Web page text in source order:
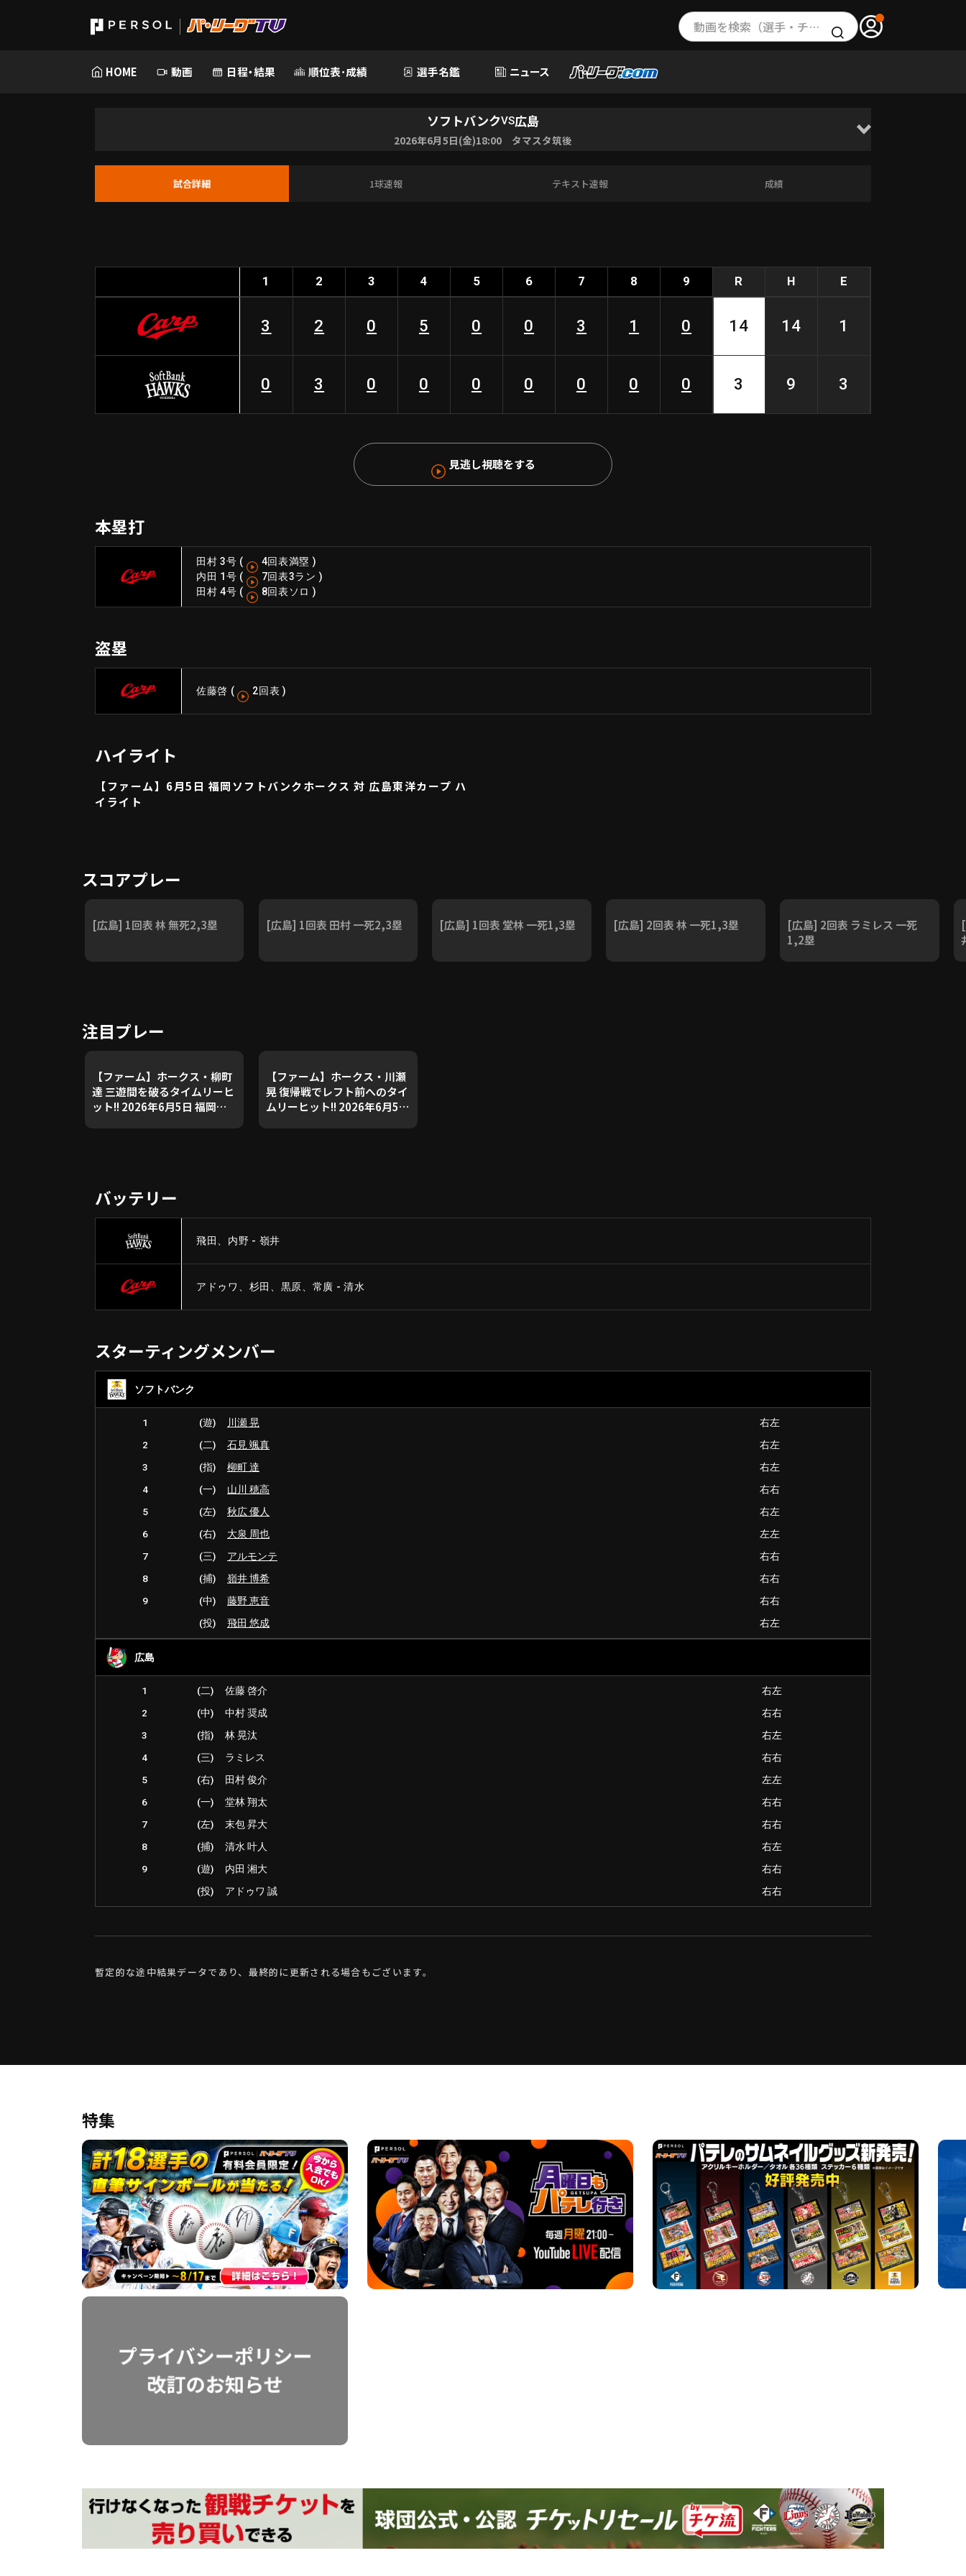
動画を検索（選手・チーム・プレー内容…）
HOME 動画 日程・結果 順位表･成績 選手名鑑 ニュース
ソフトバンクVS広島
2026年6月5日(金)18:00 タマスタ筑後
試合詳細 1球速報 テキスト速報 成績
1 2 3 4 5 6 7 8 9 R H E
3 2 0 5 0 0 3 1 0 14 14 1
0 3 0 0 0 0 0 0 0 3 9 3
見逃し視聴をする
本塁打
田村 3号 ( 4回表満塁 )
内田 1号 ( 7回表3ラン )
田村 4号 ( 8回表ソロ )
盗塁
佐藤啓 ( 2回表 )
ハイライト
【ファーム】6月5日 福岡ソフトバンクホークス 対 広島東洋カープ ハ
イライト
スコアプレー
[広島] 1回表 林 無死2,3塁 [広島] 1回表 田村 一死2,3塁 [広島] 1回表 堂林 一死1,3塁 [広島] 2回表 林 一死1,3塁
[広島] 2回表 ラミレス 一死
1,2塁
注目プレー
【ファーム】ホークス・柳町
達 三遊間を破るタイムリーヒ
ット!! 2026年6月5日 福岡ソ
【ファーム】ホークス・川瀬
晃 復帰戦でレフト前へのタイ
ムリーヒット!! 2026年6月5日
バッテリー
飛田、内野 - 嶺井
アドゥワ、杉田、黒原、常廣 - 清水
スターティングメンバー
ソフトバンク
1 (遊) 川瀬 晃
右左
2
(二) 石見 颯真
右左
3
(指) 柳町 達
右左
4
(一) 山川 穂高
右右
5
(左) 秋広 優人
右左
6
(右) 大泉 周也
左左
7
(三) アルモンテ
右右
8
(捕) 嶺井 博希
右右
9
(中) 藤野 恵音
右右
(投)
飛田 悠成 右左
広島
1 (二) 佐藤 啓介
右左
2
(中) 中村 奨成
右右
3
(指) 林 晃汰
右左
4
(三) ラミレス
右右
5
(右) 田村 俊介
左左
6
(一) 堂林 翔太
右右
7
(左) 末包 昇大
右右
8
(捕) 清水 叶人
右左
9
(遊) 内田 湘大
右右
(投)
アドゥワ 誠 右右
暫定的な途中結果データであり、最終的に更新される場合もございます。
特集